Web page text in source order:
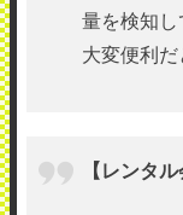
量を検知し
大変便利だ
【レンタ